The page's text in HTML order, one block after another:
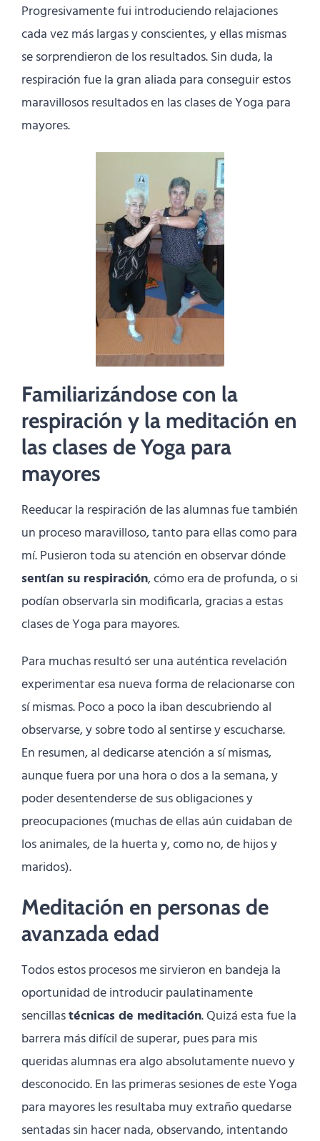
Progresivamente fui introduciendo relajaciones
cada vez más largas y conscientes, y ellas mismas
se sorprendieron de los resultados. Sin duda, la
respiración fue la gran aliada para conseguir estos
maravillosos resultados en las clases de Yoga para
mayores.
Familiarizándose con la
respiración y la meditación en
las clases de Yoga para
mayores
Reeducar la respiración de las alumnas fue también
un proceso maravilloso, tanto para ellas como para
mí. Pusieron toda su atención en observar dónde
sentían su respiración, cómo era de profunda, o si
podían observarla sin modificarla, gracias a estas
clases de Yoga para mayores.
Para muchas resultó ser una auténtica revelación
experimentar esa nueva forma de relacionarse con
sí mismas. Poco a poco la iban descubriendo al
observarse, y sobre todo al sentirse y escucharse.
En resumen, al dedicarse atención a sí mismas,
aunque fuera por una hora o dos a la semana, y
poder desentenderse de sus obligaciones y
preocupaciones (muchas de ellas aún cuidaban de
los animales, de la huerta y, como no, de hijos y
maridos).
Meditación en personas de
avanzada edad
Todos estos procesos me sirvieron en bandeja la
oportunidad de introducir paulatinamente
sencillastécnicas de meditación. Quizá esta fue la
barrera más difícil de superar, pues para mis
queridas alumnas era algo absolutamente nuevo y
desconocido. En las primeras sesiones de este Yoga
para mayores les resultaba muy extraño quedarse
sentadas sin hacer nada, observando, intentando